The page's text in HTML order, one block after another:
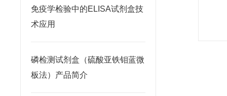
免疫学检验中的ELISA试剂盒技
术应用
磷检测试剂盒（硫酸亚铁钼蓝微
板法）产品简介